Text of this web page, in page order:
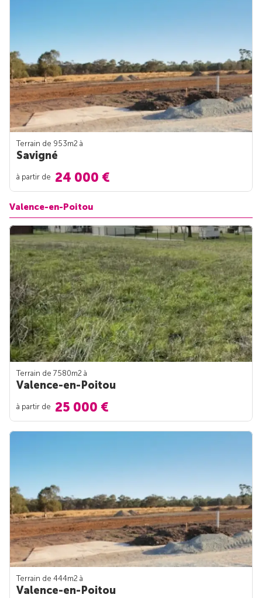
Terrain de 953m2 à
Savigné
à partir de 24 000 €
Valence-en-Poitou
Terrain de 7580m2 à
Valence-en-Poitou
à partir de 25 000 €
Terrain de 444m2 à
Valence-en-Poitou